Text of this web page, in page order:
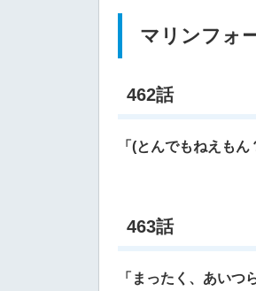
マリンフォ
462話
「(とんでもねえも
463話
「まったく、あいつ